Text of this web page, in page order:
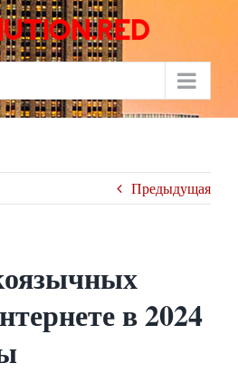
Предыдущая
в 2024